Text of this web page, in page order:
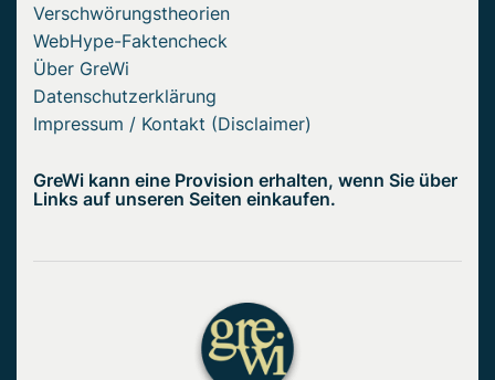
Verschwörungstheorien
WebHype-Faktencheck
Über GreWi
Datenschutzerklärung
Impressum / Kontakt (Disclaimer)
GreWi kann eine Provision erhalten, wenn Sie über
Links auf unseren Seiten einkaufen.